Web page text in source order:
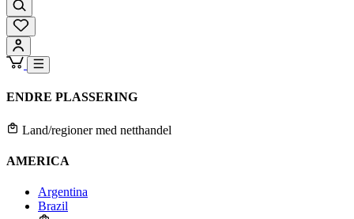
ENDRE PLASSERING
Land/regioner med netthandel
AMERICA
Argentina
Brazil